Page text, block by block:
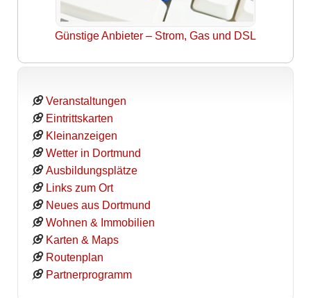
Günstige Anbieter – Strom, Gas und DSL
Veranstaltungen
Eintrittskarten
Kleinanzeigen
Wetter in Dortmund
Ausbildungsplätze
Links zum Ort
Neues aus Dortmund
Wohnen & Immobilien
Karten & Maps
Routenplan
Partnerprogramm